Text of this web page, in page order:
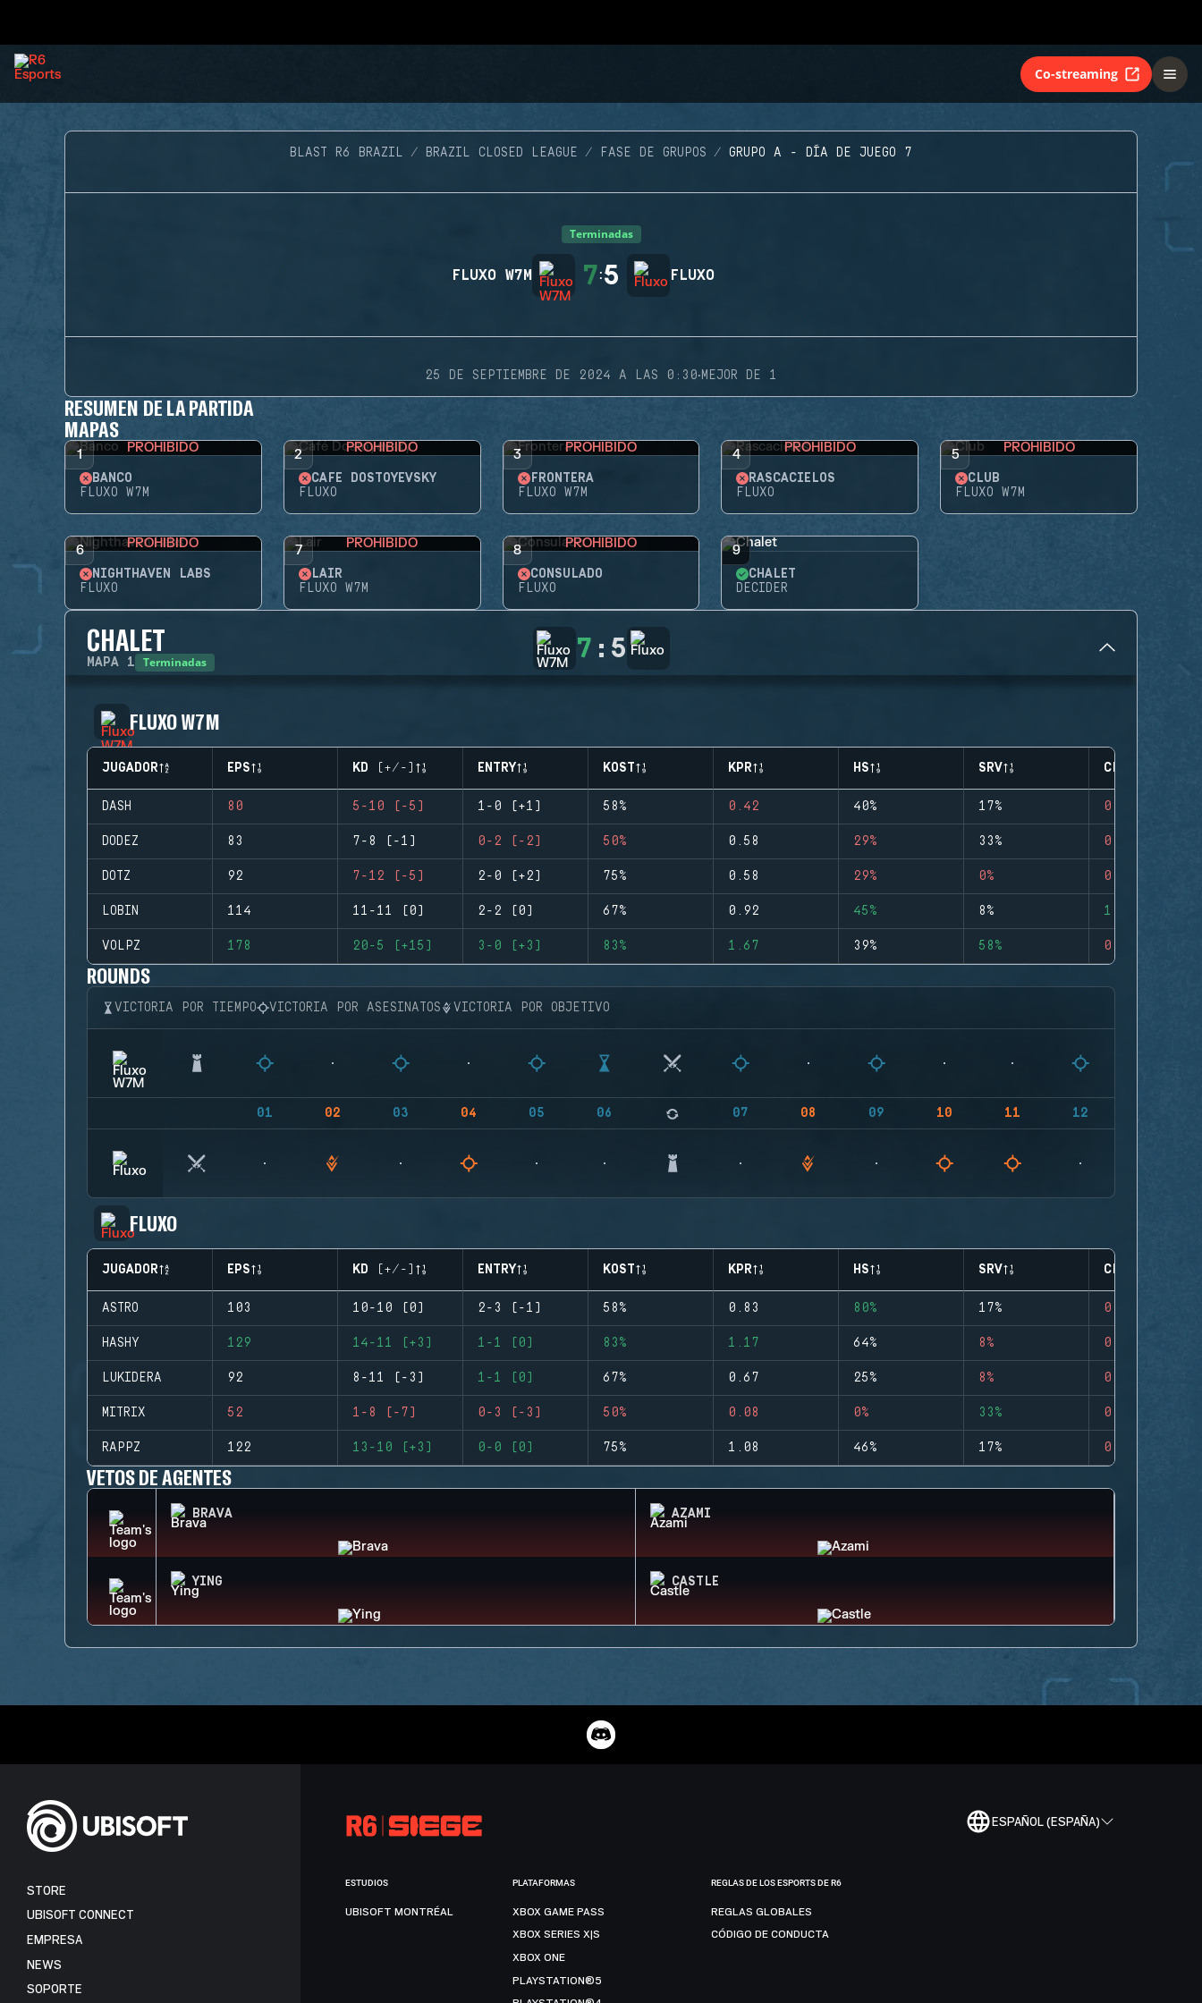
Co-streaming
BLAST R6 BRAZIL BRAZIL CLOSED LEAGUE FASE DE GRUPOS GRUPO A - DÍA DE JUEGO 7
Terminadas
FLUXO W7M 7:5 FLUXO
25 DE SEPTIEMBRE DE 2024 A LAS 0:30·MEJOR DE 1
RESUMEN DE LA PARTIDA
MAPAS
1 PROHIBIDO
BANCO
FLUXO W7M
2 PROHIBIDO
CAFÉ DOSTOYEVSKY
FLUXO
3 PROHIBIDO
FRONTERA
FLUXO W7M
4 PROHIBIDO
RASCACIELOS
FLUXO
5 PROHIBIDO
CLUB
FLUXO W7M
6 PROHIBIDO
NIGHTHAVEN LABS
FLUXO
7 PROHIBIDO
LAIR
FLUXO W7M
8 PROHIBIDO
CONSULADO
FLUXO
9
CHALET
DECIDER
CHALET
MAPA 1 Terminadas 7 : 5
FLUXO W7M
JUGADOR EPS KD (+/-) ENTRY KOST KPR HS SRV CLUTCHES
DASH 80 5-10 (-5) 1-0 (+1) 58% 0.42 40% 17% 0
DODEZ 83 7-8 (-1) 0-2 (-2) 50% 0.58 29% 33% 0
DOTZ 92 7-12 (-5) 2-0 (+2) 75% 0.58 29% 0% 0
LOBIN 114 11-11 (0) 2-2 (0) 67% 0.92 45% 8% 1
VOLPZ 178 20-5 (+15) 3-0 (+3) 83% 1.67 39% 58% 0
ROUNDS
VICTORIA POR TIEMPO VICTORIA POR ASESINATOS VICTORIA POR OBJETIVO
01 02 03 04 05 06 07 08 09 10 11 12
FLUXO
JUGADOR EPS KD (+/-) ENTRY KOST KPR HS SRV CLUTCHES
ASTRO 103 10-10 (0) 2-3 (-1) 58% 0.83 80% 17% 0
HASHY 129 14-11 (+3) 1-1 (0) 83% 1.17 64% 8% 0
LUKIDERA 92 8-11 (-3) 1-1 (0) 67% 0.67 25% 8% 0
MITRIX 52 1-8 (-7) 0-3 (-3) 50% 0.08 0% 33% 0
RAPPZ 122 13-10 (+3) 0-0 (0) 75% 1.08 46% 17% 0
VETOS DE AGENTES
BRAVA AZAMI
YING CASTLE
ESPAÑOL (ESPAÑA)
STORE
UBISOFT CONNECT
EMPRESA
NEWS
SOPORTE
ESTUDIOS
UBISOFT MONTRÉAL
PLATAFORMAS
XBOX GAME PASS
XBOX SERIES X|S
XBOX ONE
PLAYSTATION®5
REGLAS DE LOS ESPORTS DE R6
REGLAS GLOBALES
CÓDIGO DE CONDUCTA